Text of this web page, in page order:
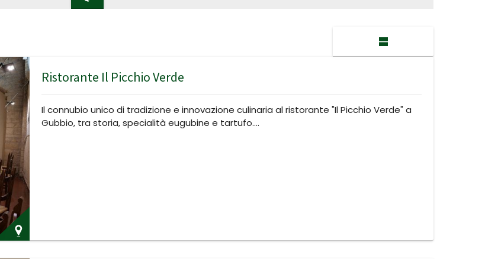
Ristorante Il Picchio Verde
Il connubio unico di tradizione e innovazione culinaria al ristorante "Il Picchio Verde" a
Gubbio, tra storia, specialità eugubine e tartufo.…